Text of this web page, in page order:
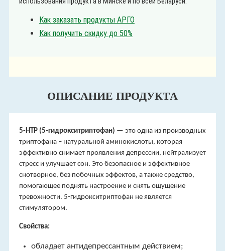
Как заказать продукты АРГО
Как получить скидку до 50%
ОПИСАНИЕ ПРОДУКТА
5-НТP (5-гидрокситриптофан) — это одна из производных
триптофана – натуральной аминокислоты, которая
эффективно снимает проявления депрессии, нейтрализует
стресс и улучшает сон. Это безопасное и эффективное
снотворное, без побочных эффектов, а также средство,
помогающее поднять настроение и снять ощущение
тревожности. 5-гидрокситриптофан не является
стимулятором.
Свойства:
обладает антидепрессантным действием;